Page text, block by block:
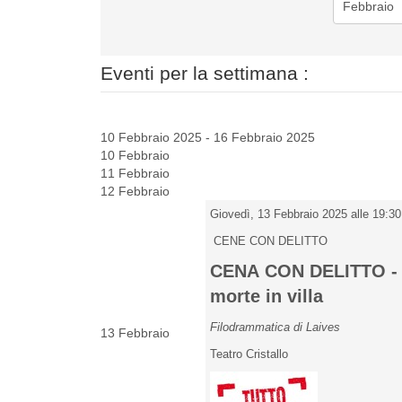
Eventi per la settimana :
10 Febbraio 2025 - 16 Febbraio 2025
10 Febbraio
11 Febbraio
12 Febbraio
13 Febbraio
Giovedì, 13 Febbraio 2025 alle 19:30
CENE CON DELITTO
CENA CON DELITTO -
morte in villa
Filodrammatica di Laives
Teatro Cristallo